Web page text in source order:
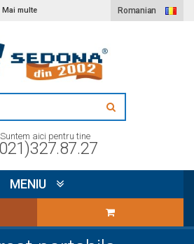
Mai multe Romanian
Suntem aici pentru tine
MENIU